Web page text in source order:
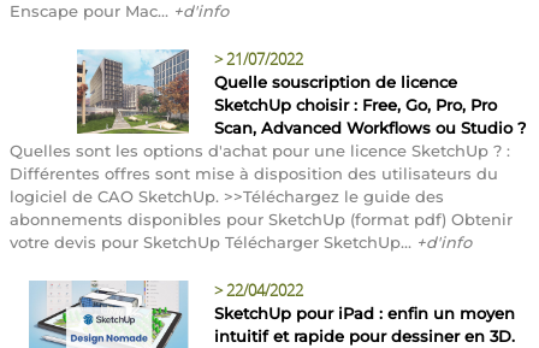
Enscape pour Mac... +d'info
>21/07/2022
Quelle souscription de licence
SketchUp choisir : Free, Go, Pro, Pro
Scan, Advanced Workflows ou Studio ?
Quelles sont les options d'achat pour une licence SketchUp ? :
Différentes offres sont mise à disposition des utilisateurs du
logiciel de CAO SketchUp. >>Téléchargez le guide des
abonnements disponibles pour SketchUp (format pdf) Obtenir
votre devis pour SketchUp Télécharger SketchUp... +d'info
>22/04/2022
SketchUp pour iPad : enfin un moyen
intuitif et rapide pour dessiner en 3D.